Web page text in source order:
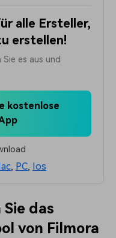
alle Ersteller,
erstellen!
Sie es aus und
kostenlose
, PC, Ios
das
von Filmora